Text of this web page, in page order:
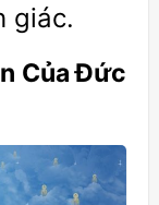
giác.
Của Đức